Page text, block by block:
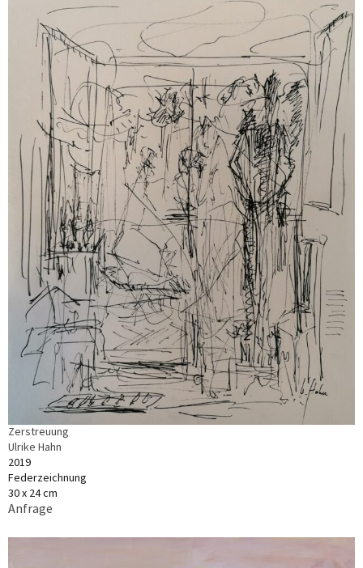
Zerstreuung
Ulrike Hahn
2019
Federzeichnung
30 x 24 cm
Anfrage